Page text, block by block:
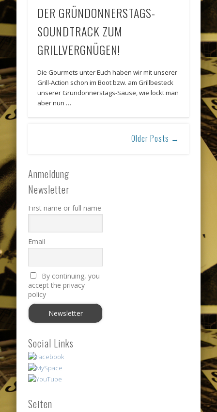
DER GRÜNDONNERSTAGS-
SOUNDTRACK ZUM
GRILLVERGNÜGEN!
Die Gourmets unter Euch haben wir mit unserer
Grill-Action schon im Boot bzw. am Grillbesteck
unserer Gründonnerstags-Sause, wie lockt man
aber nun …
Older Posts →
Anmeldung
Newsletter
First name or full name
Email
By continuing, you
accept the privacy
policy
Social Links
Seiten